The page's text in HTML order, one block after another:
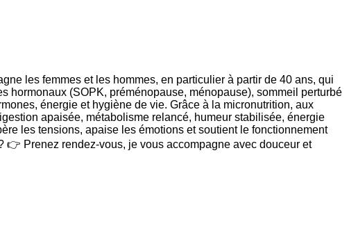
les femmes et les hommes, en particulier à partir de 40 ans, qui
hormonaux (SOPK, préménopause, ménopause), sommeil perturbé
énergie et hygiène de vie. Grâce à la micronutrition, aux
apaisée, métabolisme relancé, humeur stabilisée, énergie
les tensions, apaise les émotions et soutient le fonctionnement
Prenez rendez-vous, je vous accompagne avec douceur et